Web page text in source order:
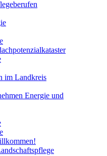
im Landkreis
Energie und